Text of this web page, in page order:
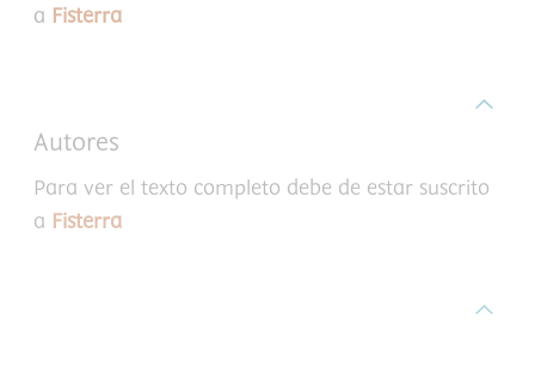
a Fisterra
Autores
Para ver el texto completo debe de estar suscrito
a Fisterra